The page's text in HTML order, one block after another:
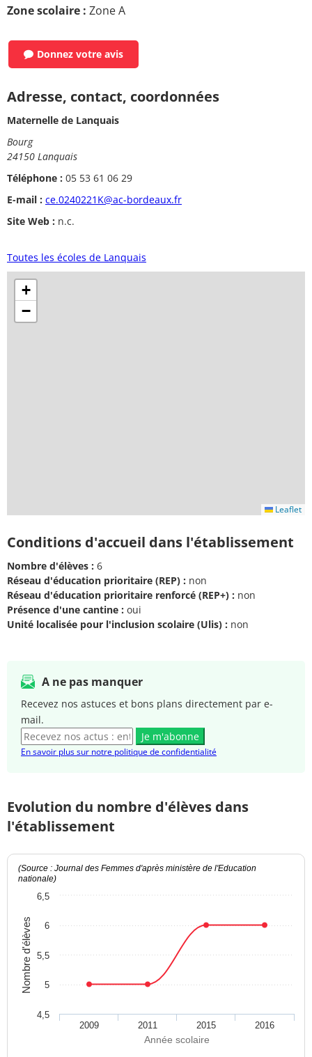
Zone scolaire : Zone A
Donnez votre avis
Adresse, contact, coordonnées
Maternelle de Lanquais
Bourg
24150 Lanquais
Téléphone : 05 53 61 06 29
E-mail : ce.0240221K@ac-bordeaux.fr
Site Web : n.c.
Toutes les écoles de Lanquais
+
−
Leaflet
Conditions d'accueil dans l'établissement
Nombre d'élèves : 6
Réseau d'éducation prioritaire (REP) : non
Réseau d'éducation prioritaire renforcé (REP+) : non
Présence d'une cantine : oui
Unité localisée pour l'inclusion scolaire (Ulis) : non
A ne pas manquer
Recevez nos astuces et bons plans directement par e-
mail.
Je m'abonne
En savoir plus sur notre politique de confidentialité
Evolution du nombre d'élèves dans
l'établissement
Année scolaire
Nombre d'élèves
(Source : Journal des Femmes d'après ministère de l'Education
nationale)
2009 2011 2015 2016
4,5
5
5,5
6
6,5